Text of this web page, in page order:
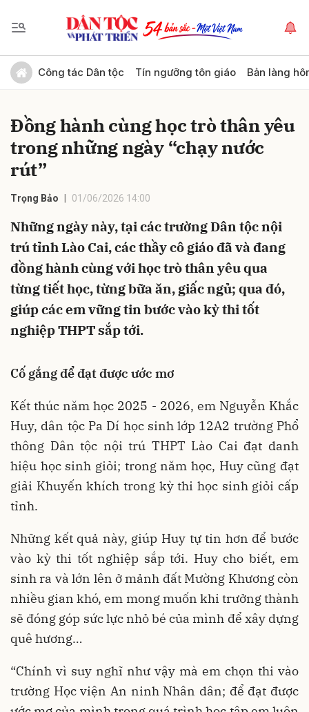
Công tác Dân tộc Tín ngưỡng tôn giáo Bản làng
Đồng hành cùng học trò thân yêu
trong những ngày “chạy nước
rút”
Trọng Bảo 01/06/2026 14:00
Những ngày này, tại các trường Dân tộc nội
trú tỉnh Lào Cai, các thầy cô giáo đã và đang
đồng hành cùng với học trò thân yêu qua
từng tiết học, từng bữa ăn, giấc ngủ; qua đó,
giúp các em vững tin bước vào kỳ thi tốt
nghiệp THPT sắp tới.
Cố gắng để đạt được ước mơ
Kết thúc năm học 2025 - 2026, em Nguyễn Khắc
Huy, dân tộc Pa Dí học sinh lớp 12A2 trường Phổ
thông Dân tộc nội trú THPT Lào Cai đạt danh
hiệu học sinh giỏi; trong năm học, Huy cũng đạt
giải Khuyến khích trong kỳ thi học sinh giỏi cấp
tỉnh.
Những kết quả này, giúp Huy tự tin hơn để bước
vào kỳ thi tốt nghiệp sắp tới. Huy cho biết, em
sinh ra và lớn lên ở mảnh đất Mường Khương còn
nhiều gian khó, em mong muốn khi trưởng thành
sẽ đóng góp sức lực nhỏ bé của mình để xây dựng
quê hương…
“Chính vì suy nghĩ như vậy mà em chọn thi vào
trường Học viện An ninh Nhân dân; để đạt được
Gửi bình luận